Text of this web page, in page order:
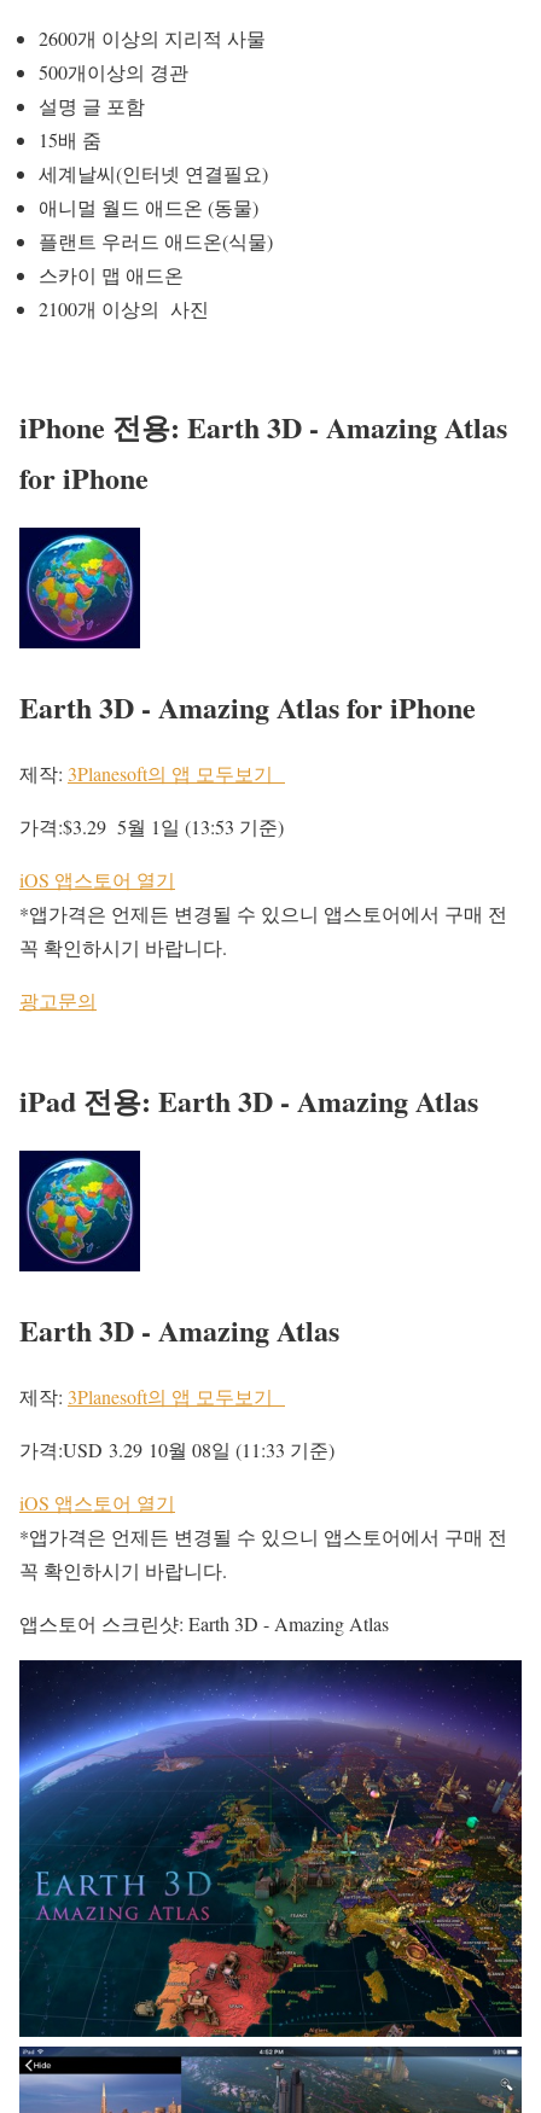
2600개 이상의 지리적 사물
500개이상의 경관
설명 글 포함
15배 줌
세계날씨(인터넷 연결필요)
애니멀 월드 애드온 (동물)
플랜트 우러드 애드온(식물)
스카이 맵 애드온
2100개 이상의 사진
iPhone 전용: Earth 3D - Amazing Atlas
for iPhone
Earth 3D - Amazing Atlas for iPhone
제작: 3Planesoft의 앱 모두보기
가격:$3.29 5월 1일 (13:53 기준)
iOS 앱스토어 열기
*앱가격은 언제든 변경될 수 있으니 앱스토어에서 구매 전
꼭 확인하시기 바랍니다.
광고문의
iPad 전용: Earth 3D - Amazing Atlas
Earth 3D - Amazing Atlas
제작: 3Planesoft의 앱 모두보기
가격:USD 3.29 10월 08일 (11:33 기준)
iOS 앱스토어 열기
*앱가격은 언제든 변경될 수 있으니 앱스토어에서 구매 전
꼭 확인하시기 바랍니다.
앱스토어 스크린샷: Earth 3D - Amazing Atlas